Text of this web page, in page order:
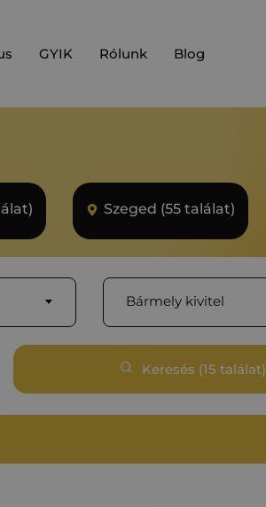
GYIK Rólunk Blog
Szeged (55 találat)
Bármely kivitel
Keresés (15 találat)